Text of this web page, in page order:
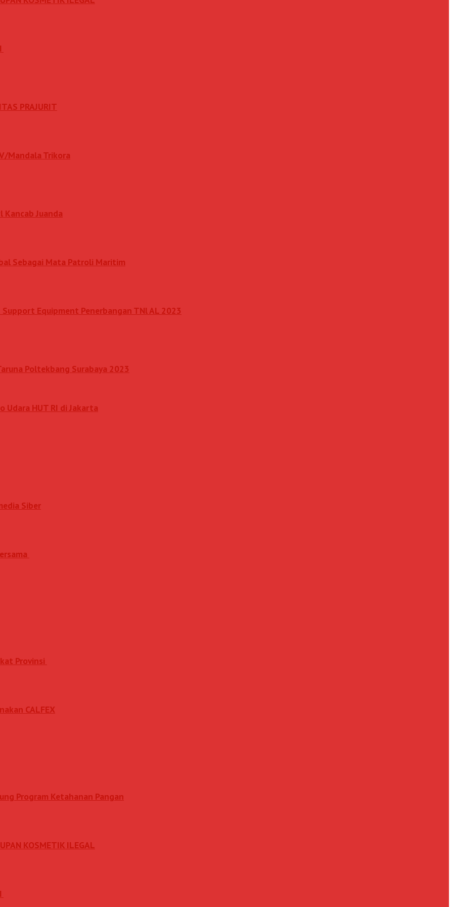
PRAJURIT
Mandala Trikora
Kancab Juanda
Sebagai Mata Patroli Maritim
Equipment Penerbangan TNl AL 2023
Poltekbang Surabaya 2023
Udara HUT RI di Jakarta
Siber
Provinsi
CALFEX
Program Ketahanan Pangan
KOSMETIK ILEGAL